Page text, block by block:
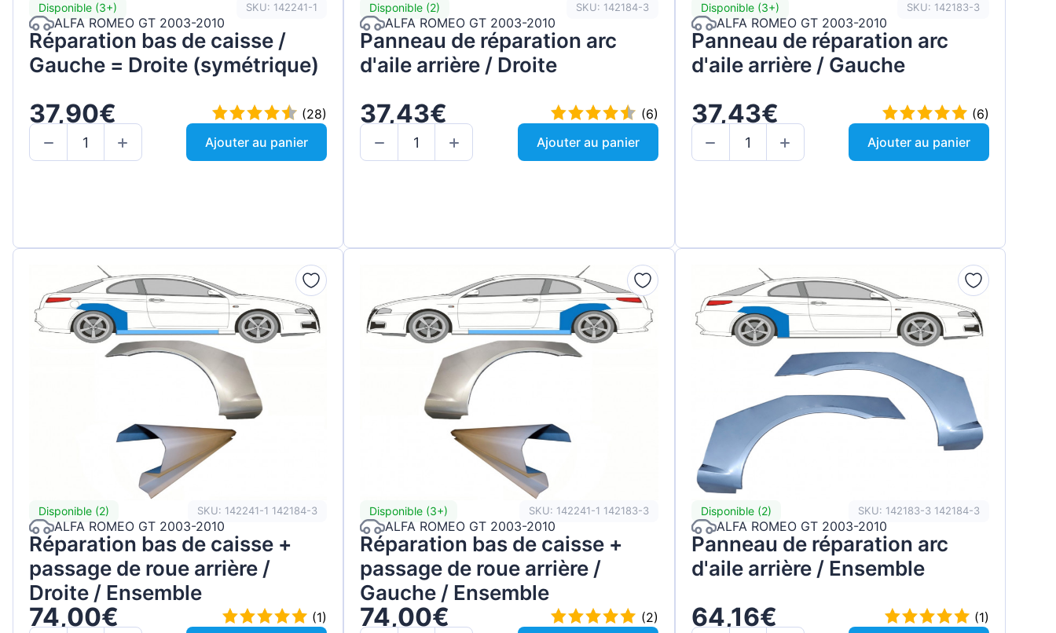
Disponible (3+) SKU: 142241-1
ALFA ROMEO GT 2003-2010
Réparation bas de caisse /
Gauche = Droite (symétrique)
37,90€
(28)
Ajouter au panier
Disponible (2) SKU: 142184-3
ALFA ROMEO GT 2003-2010
Panneau de réparation arc
d'aile arrière / Droite
37,43€
(6)
Ajouter au panier
Disponible (3+) SKU: 142183-3
ALFA ROMEO GT 2003-2010
Panneau de réparation arc
d'aile arrière / Gauche
37,43€
(6)
Ajouter au panier
Disponible (2) SKU: 142241-1 142184-3
ALFA ROMEO GT 2003-2010
Réparation bas de caisse +
passage de roue arrière /
Droite / Ensemble
74,00€
(1)
Disponible (3+) SKU: 142241-1 142183-3
ALFA ROMEO GT 2003-2010
Réparation bas de caisse +
passage de roue arrière /
Gauche / Ensemble
74,00€
(2)
Disponible (2) SKU: 142183-3 142184-3
ALFA ROMEO GT 2003-2010
Panneau de réparation arc
d'aile arrière / Ensemble
64,16€
(1)